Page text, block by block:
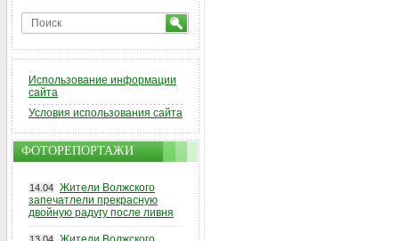
Использование информации
сайта
Условия использования сайта
ФОТОРЕПОРТАЖИ
14.04 Жители Волжского
запечатлели прекрасную
двойную радугу после ливня